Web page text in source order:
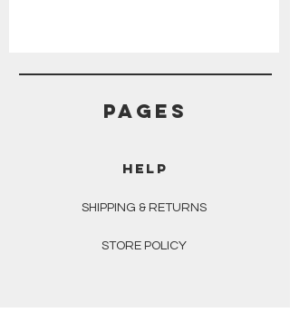
PAGES
HELP
SHIPPING & RETURNS
STORE POLICY